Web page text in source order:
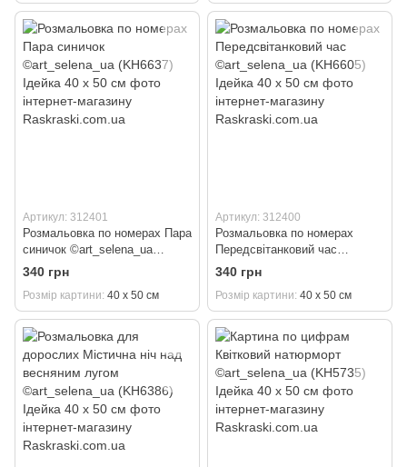
Артикул: 312401
Розмальовка по номерах Пара
синичок ©art_selena_ua
(KH6637) Ідейка 40 х 50 см
340 грн
Розмір картини 40 х 50 см
Артикул: 312400
Розмальовка по номерах
Передсвітанковий час
©art_selena_ua (KH6605)
Ідейка 40 х 50 см
340 грн
Розмір картини 40 х 50 см